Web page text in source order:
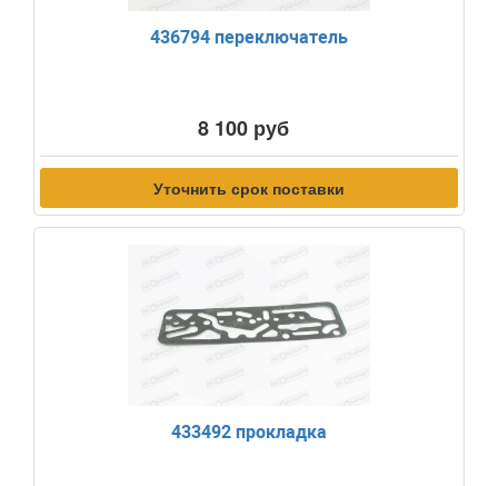
436794 переключатель
8 100 руб
Уточнить срок поставки
433492 прокладка